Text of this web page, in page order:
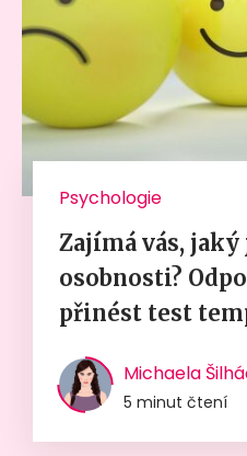
Psychologie
Zajímá vás,
osobnosti?
přinést test
Michaela
5 minut čtení